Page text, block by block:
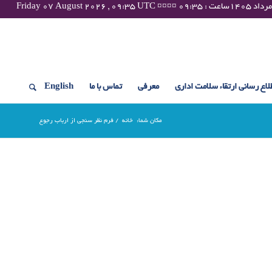
رسانی ارتقاء سلامت اداری معرفی تماس با ما English
مکان شما: خانه / فرم نظر سنجی از ارباب رجوع